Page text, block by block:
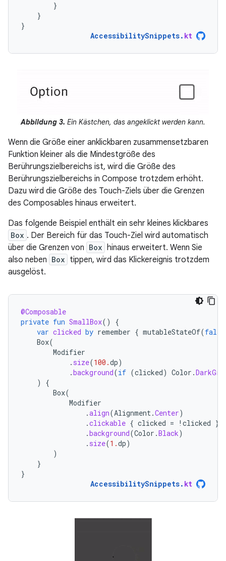
}
}
}
AccessibilitySnippets. kt
Abbildung 3. Ein Kästchen, das angeklickt werden kann.
Wenn die Größe einer anklickbaren zusammensetzbaren
Funktion kleiner als die Mindestgröße des
Berührungszielbereichs ist, wird die Größe des
Berührungszielbereichs in Compose trotzdem erhöht.
Dazu wird die Größe des Touch-Ziels über die Grenzen
des Composables hinaus erweitert.
Das folgende Beispiel enthält ein sehr kleines klickbares
Box . Der Bereich für das Touch-Ziel wird automatisch
über die Grenzen von Box hinaus erweitert. Wenn Sie
also neben Box tippen, wird das Klickereignis trotzdem
ausgelöst.
@Composable
private fun SmallBox()
{
var clicked by remember { mutableStateOf(false
Box(
Modifier
. size(100.dp)
.background(if (clicked) Color .
)
{
Box(
Modifier
.align(Alignment.Center)
.clickable { clicked = ! clicked }
.background(Color .Black)
. size(1.dp)
)
}
}
AccessibilitySnippets. kt